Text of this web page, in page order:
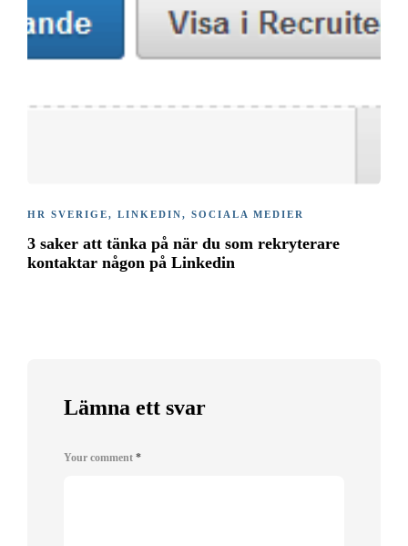
HR SVERIGE, LINKEDIN, SOCIALA MEDIER
3 saker att tänka på när du som rekryterare
kontaktar någon på Linkedin
Lämna ett svar
Your comment *